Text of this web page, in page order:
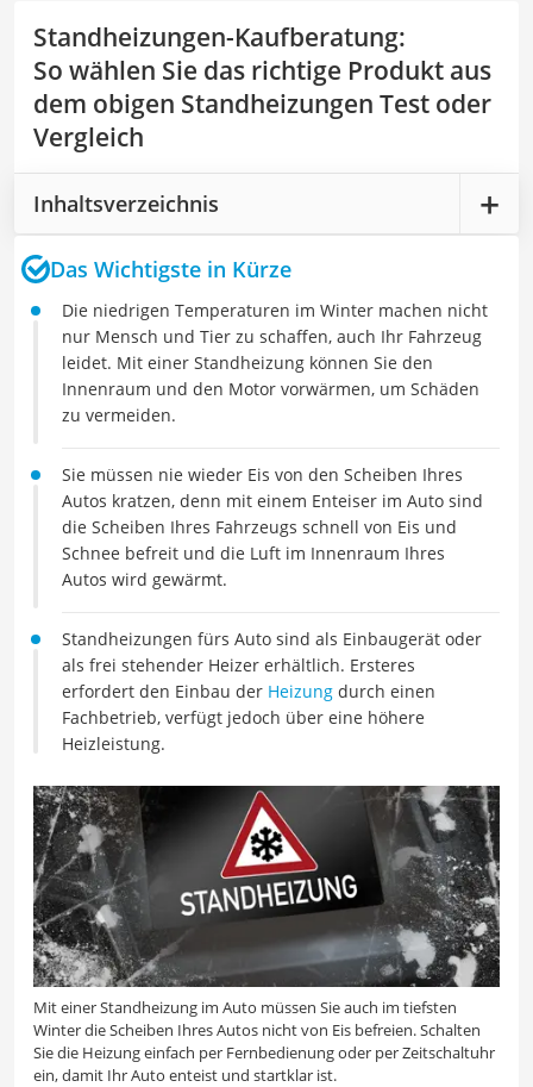
Standheizungen-Kaufberatung:
So wählen Sie das richtige Produkt aus
dem obigen Standheizungen Test oder
Vergleich
Inhaltsverzeichnis
Das Wichtigste in Kürze
Die niedrigen Temperaturen im Winter machen nicht
nur Mensch und Tier zu schaffen, auch Ihr Fahrzeug
leidet. Mit einer Standheizung können Sie den
Innenraum und den Motor vorwärmen, um Schäden
zu vermeiden.
Sie müssen nie wieder Eis von den Scheiben Ihres
Autos kratzen, denn mit einem Enteiser im Auto sind
die Scheiben Ihres Fahrzeugs schnell von Eis und
Schnee befreit und die Luft im Innenraum Ihres
Autos wird gewärmt.
Standheizungen fürs Auto sind als Einbaugerät oder
als frei stehender Heizer erhältlich. Ersteres
erfordert den Einbau der Heizung durch einen
Fachbetrieb, verfügt jedoch über eine höhere
Heizleistung.
Mit einer Standheizung im Auto müssen Sie auch im tiefsten
Winter die Scheiben Ihres Autos nicht von Eis befreien. Schalten
Sie die Heizung einfach per Fernbedienung oder per Zeitschaltuhr
ein, damit Ihr Auto enteist und startklar ist.